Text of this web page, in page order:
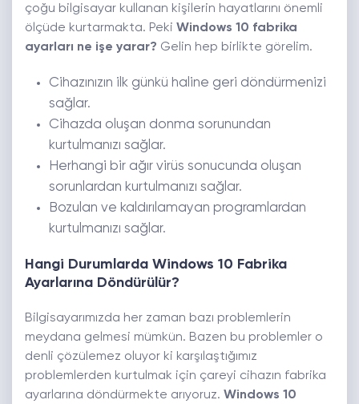
çoğu bilgisayar kullanan kişilerin hayatlarını önemli
ölçüde kurtarmakta. Peki Windows 10 fabrika
ayarları ne işe yarar? Gelin hep birlikte görelim.
Cihazınızın ilk günkü haline geri döndürmenizi
sağlar.
Cihazda oluşan donma sorunundan
kurtulmanızı sağlar.
Herhangi bir ağır virüs sonucunda oluşan
sorunlardan kurtulmanızı sağlar.
Bozulan ve kaldırılamayan programlardan
kurtulmanızı sağlar.
Hangi Durumlarda Windows 10 Fabrika
Ayarlarına Döndürülür?
Bilgisayarımızda her zaman bazı problemlerin
meydana gelmesi mümkün. Bazen bu problemler o
denli çözülemez oluyor ki karşılaştığımız
problemlerden kurtulmak için çareyi cihazın fabrika
ayarlarına döndürmekte arıyoruz. Windows 10